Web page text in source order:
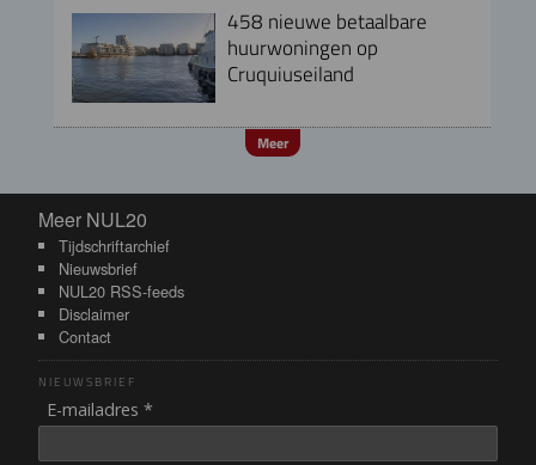
458 nieuwe betaalbare
huurwoningen op
Cruquiuseiland
Meer
Meer NUL20
Meer NUL20
Tijdschriftarchief
Nieuwsbrief
NUL20 RSS-feeds
Disclaimer
Contact
NIEUWSBRIEF
E-mailadres *